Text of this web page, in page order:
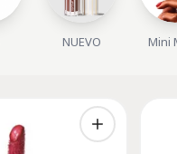
NUEVO Mini